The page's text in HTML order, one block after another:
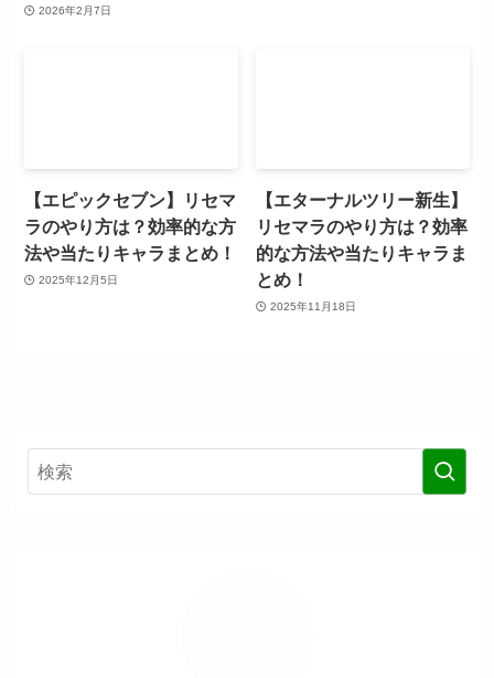
2026年2月7日
【エピックセブン】リセマ
ラのやり方は？効率的な方
法や当たりキャラまとめ！
2025年12月5日
【エターナルツリー新生】
リセマラのやり方は？効率
的な方法や当たりキャラま
とめ！
2025年11月18日